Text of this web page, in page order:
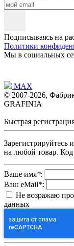
Подписываясь на
Политики
Мы в социальных
MAX
© 2007-2026,
GRAFINIA
Быстрая
Зарегистрируйтесь
на любой товар.
Ваше имя*:
Ваш eMail*:
Не возражаю
данных